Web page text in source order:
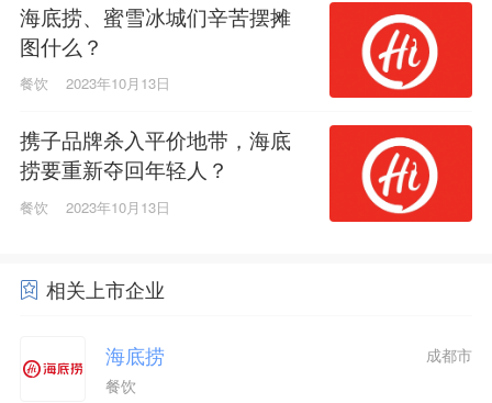
海底捞、蜜雪冰城们辛苦摆摊
图什么？
餐饮 2023年10月13日
携子品牌杀入平价地带，海底
捞要重新夺回年轻人？
餐饮 2023年10月13日
相关上市企业
海底捞
餐饮
成都市